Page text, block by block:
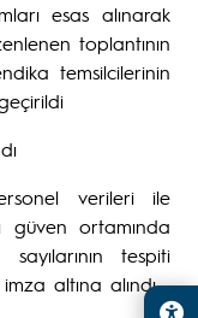
esas alınarak
toplantının
temsilcilerinin
verileri ile
güven ortamında
tespiti
altına alındı.